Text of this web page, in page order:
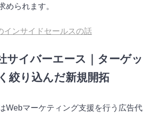
められます。
インサイドセールスの話
サイバーエース｜ターゲッ
絞り込んだ新規開拓
Webマーケティング支援を行う広告代